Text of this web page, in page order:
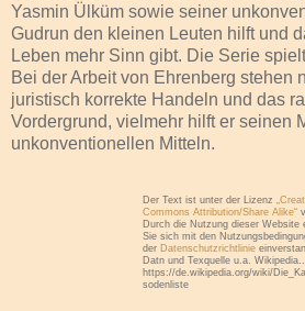
Yasmin Ülküm sowie seiner
Gudrun den kleinen Leuten hilft und
Leben mehr Sinn gibt. Die Serie
Bei der Arbeit von Ehrenberg stehen
juristisch korrekte Handeln und das
Vordergrund, vielmehr hilft er seinen
unkonventionellen Mitteln.
Der Text ist unter der Lizenz
Commons Attribution/Share Alike“
Durch die Nutzung dieser Website
Sie sich mit den
der Datenschutzrichtlinie
Datn und Texquelle u.a. Wikipedia..
https://de.wikipedia.org/wiki/
sodenliste